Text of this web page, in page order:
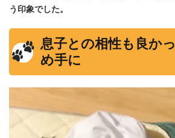
う印象でした。
息子との相性も良か
め手に